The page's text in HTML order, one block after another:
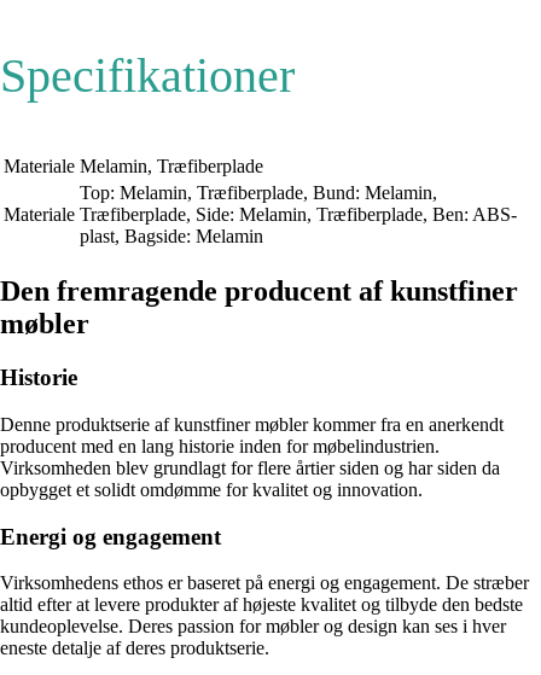
Specifikationer
Materiale Melamin, Træfiberplade
Materiale
Top: Melamin, Træfiberplade, Bund: Melamin,
Træfiberplade, Side: Melamin, Træfiberplade, Ben: ABS-
plast, Bagside: Melamin
Den fremragende producent af kunstfiner
møbler
Historie
Denne produktserie af kunstfiner møbler kommer fra en anerkendt
producent med en lang historie inden for møbelindustrien.
Virksomheden blev grundlagt for flere årtier siden og har siden da
opbygget et solidt omdømme for kvalitet og innovation.
Energi og engagement
Virksomhedens ethos er baseret på energi og engagement. De stræber
altid efter at levere produkter af højeste kvalitet og tilbyde den bedste
kundeoplevelse. Deres passion for møbler og design kan ses i hver
eneste detalje af deres produktserie.